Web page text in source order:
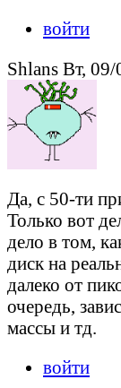
войти
Shlans Вт,
Да, с 50-ти
Только вот
дело в том,
диск на
далеко от
очередь,
массы и тд.
войти